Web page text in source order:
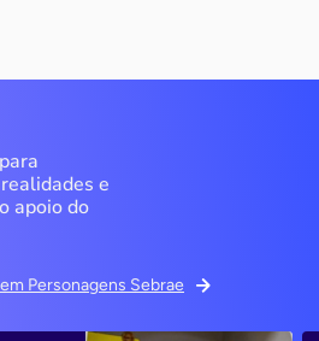
e
apoio do
Personagens Sebrae